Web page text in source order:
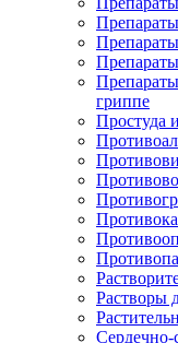
гриппе
Простуда
Растворы
Сердечно-